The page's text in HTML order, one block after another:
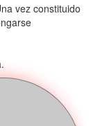
vez constituido